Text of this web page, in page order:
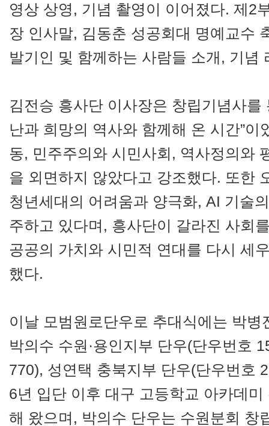
영상 상영, 기념 촬영이 이어졌다. 제2
장 인사말, 김동춘 성공회대 명예교수
발기인 및 함께하는 사람들 소개, 기
김전승 흥사단 이사장은 창립기념사
난과 희망의 역사와 함께해 온 시간”
동, 민주주의와 시민사회, 역사정의와
을 외면하지 않았다고 강조했다. 또한
청년세대의 어려움과 양극화, AI 기술
주하고 있다며, 흥사단이 갈라진 사회
공공의 가치와 시민적 연대를 다시 세
했다.
이날 모범원로단우로 추대식에는 박
박의수 수원·용인지부 단우(단우번호
770), 성연택 충북지부 단우(단우번호
6년 입단 이후 대구 고등학교 아카데
해 왔으며, 박의수 단우는 수원분회 창